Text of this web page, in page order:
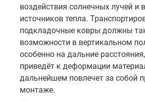
воздействия солнечных лучей и
источников тепла.
подкладочные ковры должны
возможности в вертикальном
особенно на дальние
приведёт к деформации
дальнейшем повлечет за собой
монтаже.